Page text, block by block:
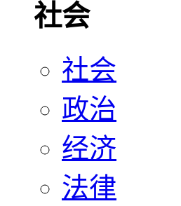
社会
社会
政治
经济
法律